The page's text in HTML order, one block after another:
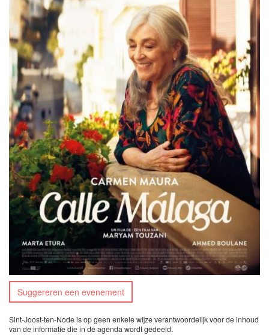
Suggereren een evenement
Sint-Joost-ten-Node is op geen enkele wijze verantwoordelijk voor de inhoud
van de informatie die in de agenda wordt gedeeld.